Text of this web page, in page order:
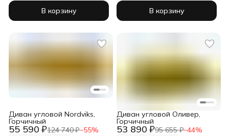
В корзину В корзину
55 590 ₽124 740 ₽−55%
Диван угловой Nordviks,
Горчичный
53 890 ₽95 655 ₽−44%
Диван угловой Оливер,
Горчичный